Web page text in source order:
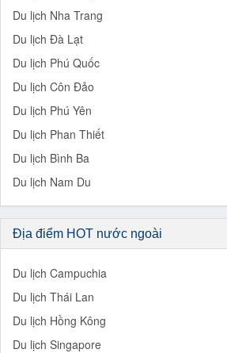
Du lịch Nha Trang
Du lịch Đà Lạt
Du lịch Phú Quốc
Du lịch Côn Đảo
Du lịch Phú Yên
Du lịch Phan Thiết
Du lịch Bình Ba
Du lịch Nam Du
Địa điểm HOT nước ngoài
Du lịch Campuchia
Du lịch Thái Lan
Du lịch Hồng Kông
Du lịch Singapore